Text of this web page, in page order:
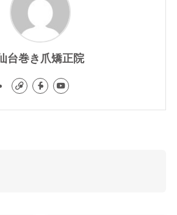
台巻き爪矯正院